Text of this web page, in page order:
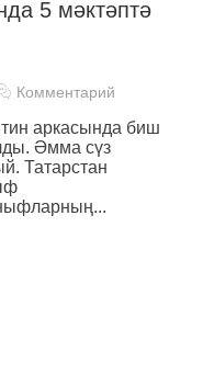
5 мәктәптә
Комментарий
аркасында биш
Әмма сүз
Татарстан